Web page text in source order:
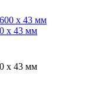
x 43 мм
x 43 мм